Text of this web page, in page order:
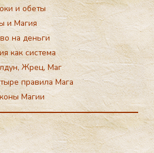
его сила
места
магического пути
свои сны
и обеты
и Магия
на деньги
как система
Жрец, Маг